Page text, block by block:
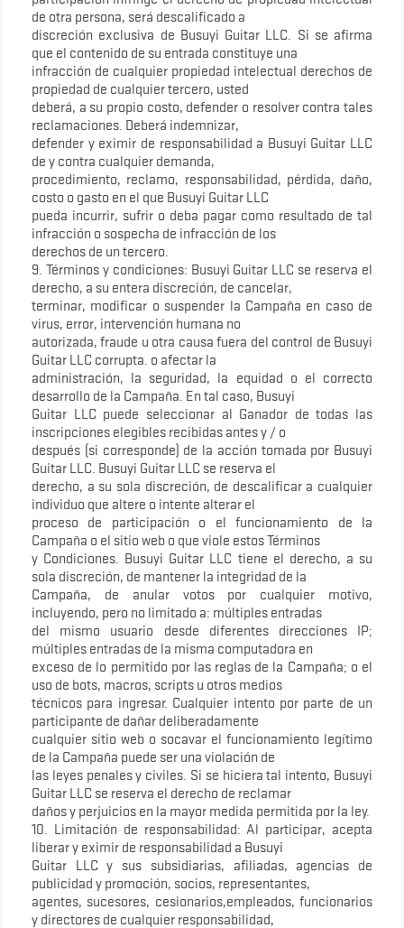
de otra persona, será descalificado a
discreción exclusiva de Busuyi Guitar LLC. Si se afirma
que el contenido de su entrada constituye una
infracción de cualquier propiedad intelectual derechos de
propiedad de cualquier tercero, usted
deberá, a su propio costo, defender o resolver contra tales
reclamaciones. Deberá indemnizar,
defender y eximir de responsabilidad a Busuyi Guitar LLC
de y contra cualquier demanda,
procedimiento, reclamo, responsabilidad, pérdida, daño,
costo o gasto en el que Busuyi Guitar LLC
pueda incurrir, sufrir o deba pagar como resultado de tal
infracción o sospecha de infracción de los
derechos de un tercero.
9. Términos y condiciones: Busuyi Guitar LLC se reserva el
derecho, a su entera discreción, de cancelar,
terminar, modificar o suspender la Campaña en caso de
virus, error, intervención humana no
autorizada, fraude u otra causa fuera del control de Busuyi
Guitar LLC corrupta. o afectar la
administración, la seguridad, la equidad o el correcto
desarrollo de la Campaña. En tal caso, Busuyi
Guitar LLC puede seleccionar al Ganador de todas las
inscripciones elegibles recibidas antes y / o
después (si corresponde) de la acción tomada por Busuyi
Guitar LLC. Busuyi Guitar LLC se reserva el
derecho, a su sola discreción, de descalificar a cualquier
individuo que altere o intente alterar el
proceso de participación o el funcionamiento de la
Campaña o el sitio web o que viole estos Términos
y Condiciones. Busuyi Guitar LLC tiene el derecho, a su
sola discreción, de mantener la integridad de la
Campaña, de anular votos por cualquier motivo,
incluyendo, pero no limitado a: múltiples entradas
del mismo usuario desde diferentes direcciones IP;
múltiples entradas de la misma computadora en
exceso de lo permitido por las reglas de la Campaña; o el
uso de bots, macros, scripts u otros medios
técnicos para ingresar. Cualquier intento por parte de un
participante de dañar deliberadamente
cualquier sitio web o socavar el funcionamiento legítimo
de la Campaña puede ser una violación de
las leyes penales y civiles. Si se hiciera tal intento, Busuyi
Guitar LLC se reserva el derecho de reclamar
daños y perjuicios en la mayor medida permitida por la ley.
10. Limitación de responsabilidad: Al participar, acepta
liberar y eximir de responsabilidad a Busuyi
Guitar LLC y sus subsidiarias, afiliadas, agencias de
publicidad y promoción, socios, representantes,
agentes, sucesores, cesionarios,empleados, funcionarios
y directores de cualquier responsabilidad,